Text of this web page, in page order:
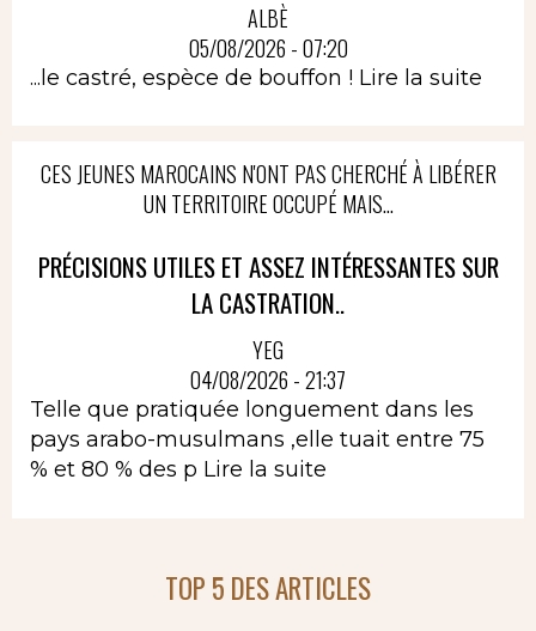
ALBÈ
05/08/2026 - 07:20
...le castré, espèce de bouffon ! Lire la suite
CES JEUNES MAROCAINS N'ONT PAS CHERCHÉ À LIBÉRER
UN TERRITOIRE OCCUPÉ MAIS...
PRÉCISIONS UTILES ET ASSEZ INTÉRESSANTES SUR
LA CASTRATION..
YEG
04/08/2026 - 21:37
Telle que pratiquée longuement dans les
pays arabo-musulmans ,elle tuait entre 75
% et 80 % des p Lire la suite
TOP 5 DES ARTICLES